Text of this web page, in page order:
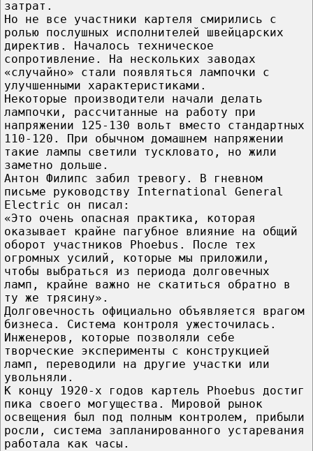
затрат.
Но не все участники картеля смирились с
ролью послушных исполнителей швейцарских
директив. Началось техническое
сопротивление. На нескольких заводах
«случайно» стали появляться лампочки с
улучшенными характеристиками.
Некоторые производители начали делать
лампочки, рассчитанные на работу при
напряжении 125-130 вольт вместо стандартных
110-120. При обычном домашнем напряжении
такие лампы светили тускловато, но жили
заметно дольше.
Антон Филипс забил тревогу. В гневном
письме руководству International General
Electric он писал:
«Это очень опасная практика, которая
оказывает крайне пагубное влияние на общий
оборот участников Phoebus. После тех
огромных усилий, которые мы приложили,
чтобы выбраться из периода долговечных
ламп, крайне важно не скатиться обратно в
ту же трясину».
Долговечность официально объявляется врагом
бизнеса. Система контроля ужесточилась.
Инженеров, которые позволяли себе
творческие эксперименты с конструкцией
ламп, переводили на другие участки или
увольняли.
К концу 1920-х годов картель Phoebus достиг
пика своего могущества. Мировой рынок
освещения был под полным контролем, прибыли
росли, система запланированного устаревания
работала как часы.